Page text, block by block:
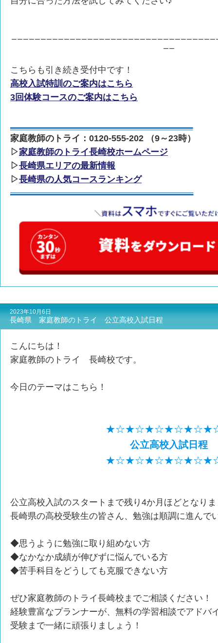
ーーーーーーーーーーーーーーーーーーーーーーーーーーーーーーーーーー
ーー
こちらも引き続き受付中です！
高校入試特訓のご案内はこちら
3回体験コースのご案内はこちら
家庭教師のトライ：0120-555-202 （9～23時）
▷家庭教師のトライ長崎校ホームページ
▷長崎県エリアの最新情報
▷長崎県の人気コースランキング
2023年10月6日
長崎県 家庭教師のトライ 公立高校入試日程
こんにちは！
家庭教師のトライ 長崎校です。
今日のテーマはこちら！
公立高校入試日程
公立高校入試のスタートまで残り4か月ほどとなり
長崎県の高校受験生の皆さん、勉強は順調に進んで
◆思うように勉強に取り組めない方
◆なかなか成績が伸びずに悩んでいる方
◆苦手科目をどうしても克服できない方
ぜひ家庭教師のトライ長崎校までご相談ください！
経験豊富なプランナーが、無料の学習相談でアドバ
受験まで一緒に頑張りましょう！